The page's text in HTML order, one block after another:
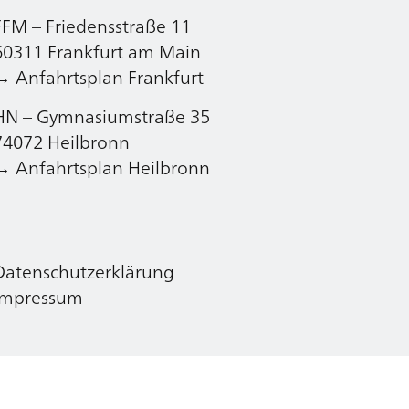
– Friedensstraße 11
Frankfurt am Main
Anfahrtsplan Frankfurt
– Gymnasiumstraße 35
Heilbronn
Anfahrtsplan Heilbronn